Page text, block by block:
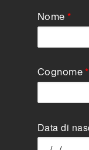
Nome
Cognome
Data di